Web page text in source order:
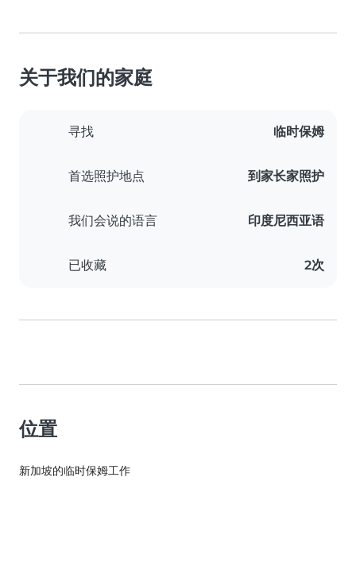
关于我们的家庭
寻找 临时保姆
首选照护地点 到家长家照护
我们会说的语言 印度尼西亚语
已收藏 2次
位置
新加坡的临时保姆工作